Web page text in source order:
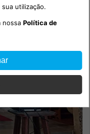
utilização.
nossaPolítica de